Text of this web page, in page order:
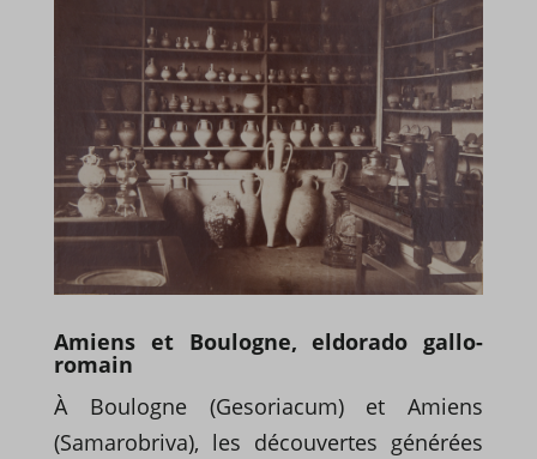
Amiens et Boulogne, eldorado gallo-
romain
À Boulogne (Gesoriacum) et Amiens
(Samarobriva), les découvertes générées